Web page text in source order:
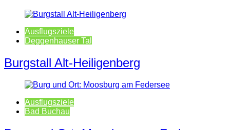
Ausflugsziele
Deggenhauser Tal
Burgstall Alt-Heiligenberg
Ausflugsziele
Bad Buchau